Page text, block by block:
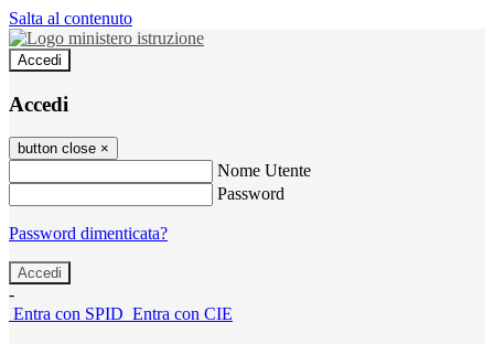
Salta al contenuto
Accedi
Accedi
button close ×
Nome Utente
Password
Password dimenticata?
-
Entra con SPID Entra con CIE